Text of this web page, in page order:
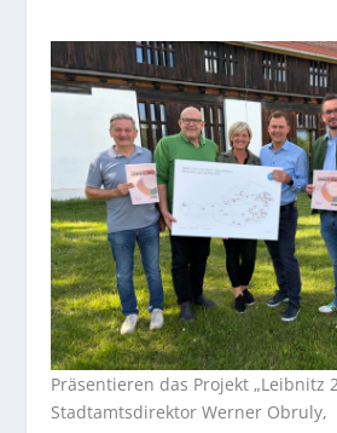
Präsentieren das Projekt „Leibnitz
Stadtamtsdirektor Werner Obruly,